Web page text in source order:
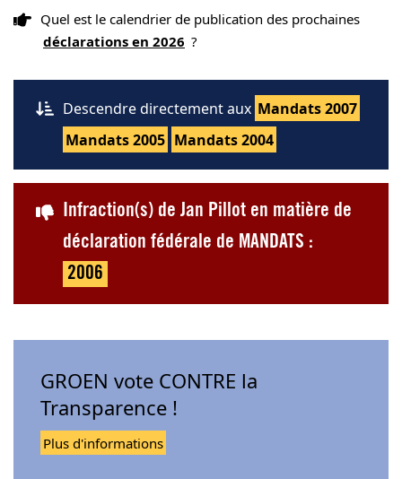
Quel est le calendrier de publication des prochaines
déclarations en 2026 ?
Descendre directement aux Mandats 2007
Mandats 2005 Mandats 2004
Infraction(s) de Jan Pillot en matière de
déclaration fédérale de MANDATS :
2006
GROEN vote CONTRE la
Transparence !
Plus d'informations